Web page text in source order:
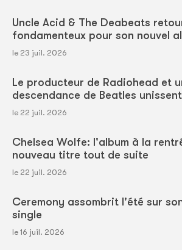
Uncle Acid & The Deabeats
fondamenteux pour son nouvel
le 23 juil. 2026
Le producteur de Radiohead et
descendance de Beatles
le 22 juil. 2026
Chelsea Wolfe: l'album à la
nouveau titre tout de suite
le 22 juil. 2026
Ceremony assombrit l'été sur
single
le 16 juil. 2026